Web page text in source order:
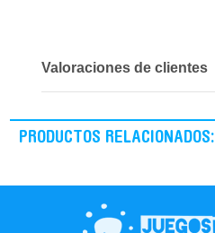
Valoraciones de clientes
PRODUCTOS RELACIONADOS: